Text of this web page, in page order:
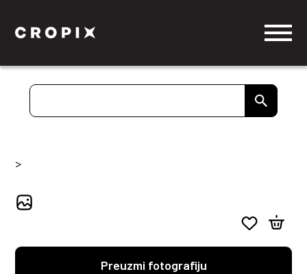
>
Preuzmi fotografiju